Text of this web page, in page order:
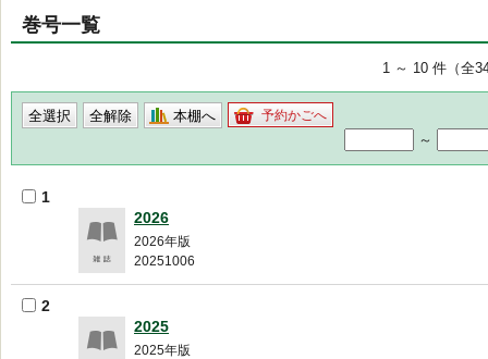
巻号一覧
1 ～ 10 件（全
本棚へ 予約かごへ
～
1
2026
2026年版
20251006
2
2025
2025年版